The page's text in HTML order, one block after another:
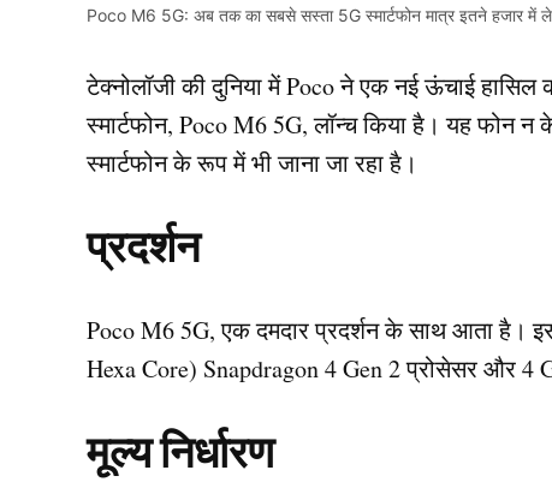
Poco M6 5G: अब तक का सबसे सस्ता 5G स्मार्टफोन मात्र इतने हजार में
टेक्नोलॉजी की दुनिया में Poco ने एक नई ऊंचाई हासिल
स्मार्टफोन, Poco M6 5G, लॉन्च किया है। यह
स्मार्टफोन के रूप में भी जाना जा रहा है।
प्रदर्शन
Poco M6 5G, एक दमदार प्रदर्शन के साथ आता है।
Hexa Core) Snapdragon 4 Gen 2 प्रोसेसर और 4
मूल्य निर्धारण